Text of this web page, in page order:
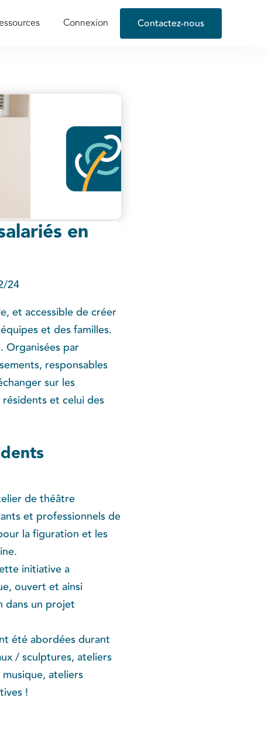
Connexion Contactez-nous
en
24
et accessible de créer
et des familles.
Organisées par
responsables
sur les
et celui des
de théâtre
et professionnels de
la figuration et les
initiative a
ouvert et ainsi
dans un projet
été abordées durant
/ sculptures, ateliers
ateliers
!